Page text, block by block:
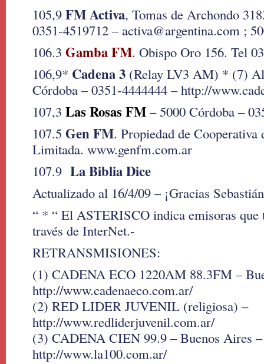
105,9 FM Activa, Tomas de Archondo
0351-4519712 – activa@argentina.com ;
106.3 Gamba FM. Obispo Oro 156. Tel
106,9* Cadena 3 (Relay LV3 AM) * (7)
Córdoba – 0351-4444444 – http://
107,3 Las Rosas FM – 5000 Córdoba –
107.5 Gen FM. Propiedad de Cooperativa
Limitada. www.genfm.com.ar
107.9 La Biblia Dice
Actualizado al 16/4/09 – ¡Gracias
“ * “ El ASTERISCO indica emisoras que
través de InterNet.-
RETRANSMISIONES:
(1) CADENA ECO 1220AM 88.3FM –
http://www.cadenaeco.com.ar/
(2) RED LIDER JUVENIL (religiosa) –
http://www.redliderjuvenil.com.ar/
(3) CADENA CIEN 99.9 – Buenos Aires –
http://www.la100.com.ar/